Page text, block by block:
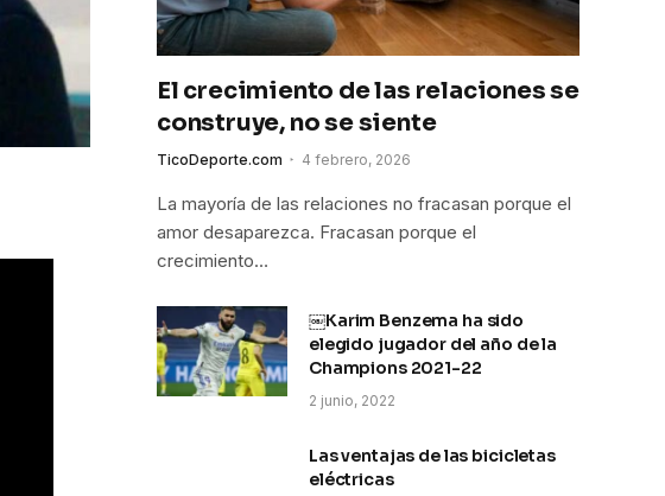
El crecimiento de las relaciones se
construye, no se siente
TicoDeporte.com 4 febrero, 2026
La mayoría de las relaciones no fracasan porque el
amor desaparezca. Fracasan porque el
crecimiento…
￼Karim Benzema ha sido
elegido jugador del año de la
Champions 2021-22
2 junio, 2022
Las ventajas de las bicicletas
eléctricas